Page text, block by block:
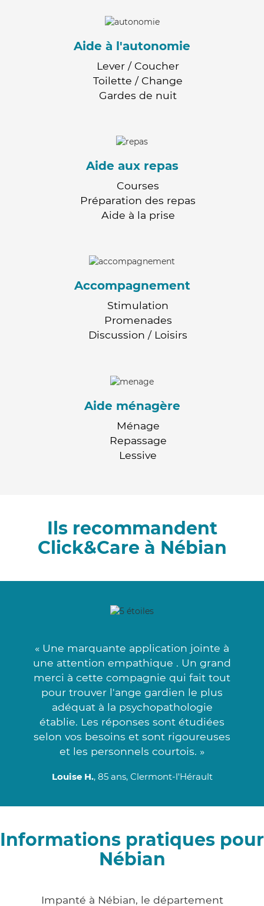
Aide à l'autonomie
Lever / Coucher
Toilette / Change
Gardes de nuit
Aide aux repas
Courses
Préparation des repas
Aide à la prise
Accompagnement
Stimulation
Promenades
Discussion / Loisirs
Aide ménagère
Ménage
Repassage
Lessive
Ils recommandent
Click&Care à Nébian
« Une marquante application jointe à
une attention empathique . Un grand
merci à cette compagnie qui fait tout
pour trouver l'ange gardien le plus
adéquat à la psychopathologie
établie. Les réponses sont étudiées
selon vos besoins et sont rigoureuses
et les personnels courtois. »
Louise H., 85 ans, Clermont-l'Hérault
Informations pratiques pour
Nébian
Impanté à Nébian, le département